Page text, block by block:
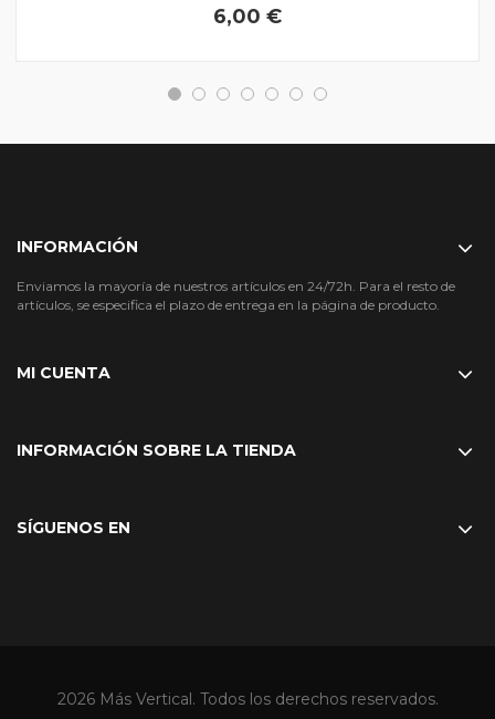
6,00 €
INFORMACIÓN
Enviamos la mayoría de nuestros artículos en 24/72h. Para el resto de
artículos, se especifica el plazo de entrega en la página de producto.
MI CUENTA
INFORMACIÓN SOBRE LA TIENDA
SÍGUENOS EN
2026 Más Vertical. Todos los derechos reservados.